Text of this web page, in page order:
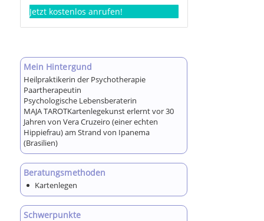
Jetzt kostenlos anrufen!
Mein Hintergund
Heilpraktikerin der Psychotherapie
Paartherapeutin
Psychologische Lebensberaterin
MAJA TAROTKartenlegekunst erlernt vor 30
Jahren von Vera Cruzeiro (einer echten
Hippiefrau) am Strand von Ipanema
(Brasilien)
Beratungsmethoden
Kartenlegen
Schwerpunkte